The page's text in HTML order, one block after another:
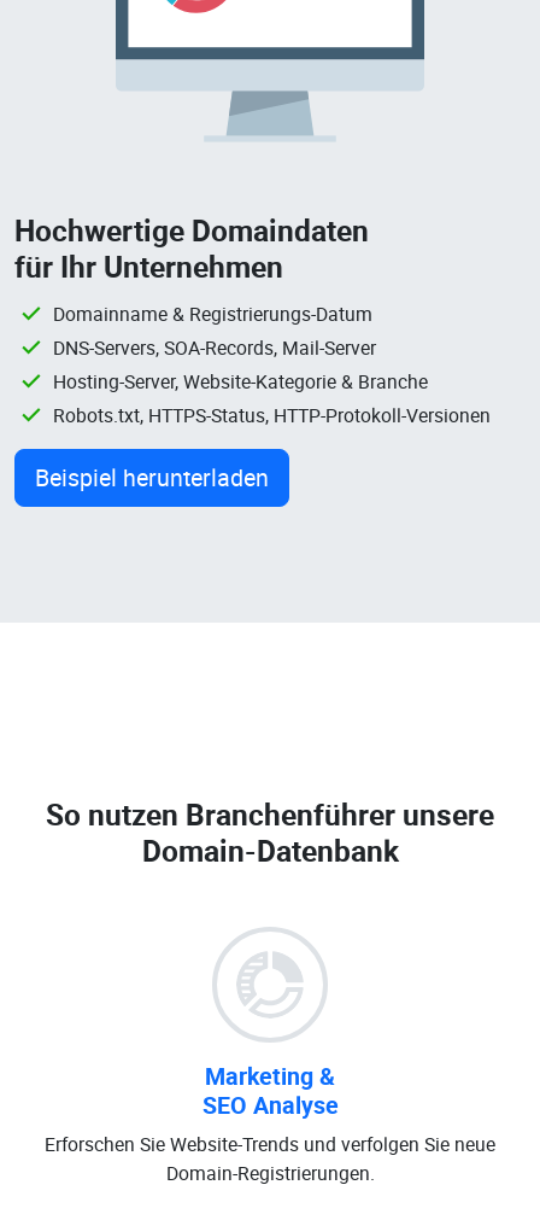
Hochwertige Domaindaten
für Ihr Unternehmen
Domainname & Registrierungs-Datum
DNS-Servers, SOA-Records, Mail-Server
Hosting-Server, Website-Kategorie & Branche
Robots.txt, HTTPS-Status, HTTP-Protokoll-Versionen
Beispiel herunterladen
So nutzen Branchenführer unsere
Domain-Datenbank
Marketing &
SEO Analyse
Erforschen Sie Website-Trends und verfolgen Sie neue
Domain-Registrierungen.